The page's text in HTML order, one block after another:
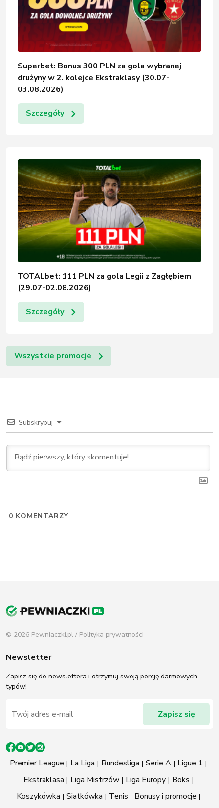
Superbet: Bonus 300 PLN za gola wybranej
drużyny w 2. kolejce Ekstraklasy (30.07-
03.08.2026)
Szczegóły
TOTALbet: 111 PLN za gola Legii z Zagłębiem
(29.07-02.08.2026)
Szczegóły
Wszystkie promocje
Subskrybuj
0 KOMENTARZY
© 2026 Pewniaczki.pl / Polityka prywatności
Newsletter
Zapisz się do newslettera i otrzymuj swoją porcję darmowych
typów!
Premier League La Liga Bundesliga Serie A
Ligue 1
Ekstraklasa
Liga Mistrzów Liga Europy
Boks
Koszykówka
Siatkówka Tenis
Bonusy i promocje